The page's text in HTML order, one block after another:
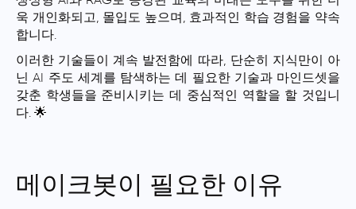
욱 개인화되고, 몰입도 높으며, 효과적인 학습 경험을 약속
합니다.
이러한 기술들이 계속 발전함에 따라, 단순히 지식만이 아
닌 AI 주도 세계를 탐색하는 데 필요한 기술과 마인드셋을
갖춘 학생들을 준비시키는 데 중심적인 역할을 할 것입니
다. 🌟
메이크봇이 필요한 이유